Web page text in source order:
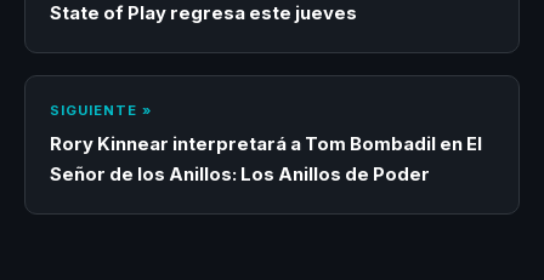
State of Play regresa este jueves
SIGUIENTE »
Rory Kinnear interpretará a Tom Bombadil en El
Señor de los Anillos: Los Anillos de Poder